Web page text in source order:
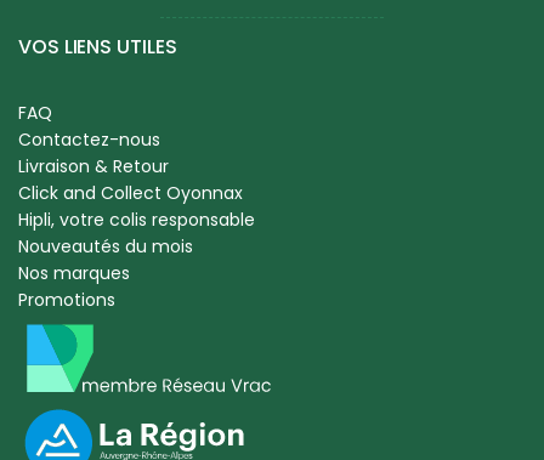
VOS LIENS UTILES
FAQ
Contactez-nous
Livraison & Retour
Click and Collect Oyonnax
Hipli, votre colis responsable
Nouveautés du mois
Nos marques
Promotions